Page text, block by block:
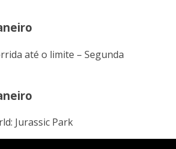
até o limite – Segunda
Jurassic Park